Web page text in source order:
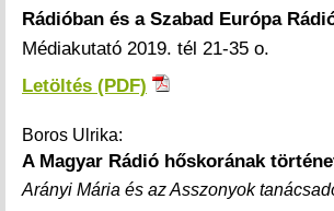
Rádióban és a Szabad Európa
Médiakutató 2019. tél 21-35 o.
Letöltés (PDF)
Boros Ulrika:
A Magyar Rádió hőskorának
Arányi Mária és az Asszonyok